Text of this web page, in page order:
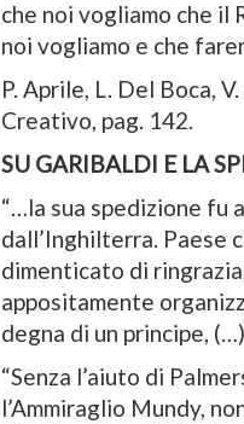
che noi vogliamo che il
noi vogliamo e che
P. Aprile, L. Del Boca,
Creativo, pag. 142.
SU GARIBALDI E LA
“…la sua spedizione
dall’Inghilterra. Paese
dimenticato di
appositamente
degna di un principe,
“Senza l’aiuto di
l’Ammiraglio Mundy,